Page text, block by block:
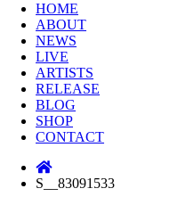
HOME
ABOUT
NEWS
LIVE
ARTISTS
RELEASE
BLOG
SHOP
CONTACT
S__83091533